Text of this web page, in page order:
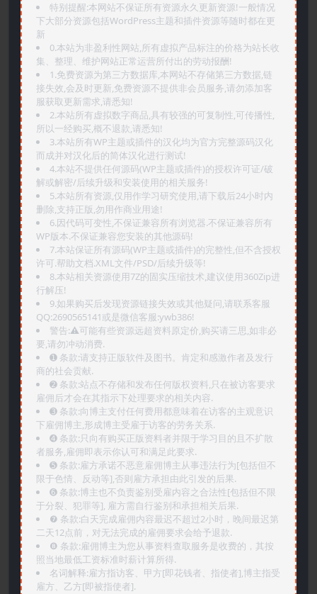
特别提醒:本网站不保证所有资源永久更新资源!一般情况
下大部分资源包括WordPress主题和插件资源等随时都在更
新
0.本站为非盈利性网站,所有虚拟产品标注的价格为站长收
集、整理、维护网站正常运营所付出的劳动报酬!
1.免费资源为第三方数据库,本网站不存储第三方数据,链
接失效,会及时更新,免费资源不提供非会员服务,请勿添加客
服获取更新需求,请悉知!
2.本站所有虚拟数字商品,具有较强的可复制性,可传播性,
所以一经购买,概不退款,请悉知!
3.本站所有WP主题或插件的汉化均为官方完整源码汉化
而成并对汉化后的简体汉化进行测试!
4.本站不提供任何源码(WP主题或插件)的授权许可证/破
解或解密/后续升级和安装使用的相关服务!
5.本站所有资源,仅用作学习研究使用,请下载后24小时内
删除,支持正版,勿用作商业用途!
6.因代码可变性,不保证兼容所有浏览器.不保证兼容所有
WP版本.不保证兼容您安装的其他源码!
7.本站保证所有源码(WP主题或插件)的完整性,但不含授权
许可.帮助文档.XML文件/PSD/后续升级等!
8.本站相关资源使用7Z的固实压缩技术,建议使用360Zip进
行解压!
9.如果购买后发现资源链接失效或其他疑问,请联系客服
QQ:2690565141或是微信客服:ywb386!
警告:⚠️可能有些资源远超资料原定价,购买请三思,如非必
要,请勿冲动消费.
➊️ 条款:请支持正版软件及图书。肯定和感激作者及发行
商的社会贡献.
➋️ 条款:站点不存储和发布任何版权资料,只在被访客要求
雇佣后才会在其指示下处理要求的相关内容.
➌️ 条款:向博主支付任何费用都意味着在访客的主观意识
下雇佣博主,形成博主受雇于访客的劳务关系.
➍️ 条款:只向有购买正版资料者并限于学习目的且不扩散
者服务,雇佣即表示你认可和满足此要求.
➎ 条款:雇方承诺不恶意雇佣博主从事违法行为[包括但不
限于色情、反动等],否则雇方承担由此引发的后果.
➏️ 条款:博主也不负责鉴别受雇内容之合法性[包括但不限
于分裂、犯罪等], 雇方需自行鉴别和承担相关后果.
❼ 条款:白天完成雇佣内容最迟不超过2小时，晚间最迟第
二天12点前，对无法完成的雇佣要求会给予退款.
❽ 条款:雇佣博主为您从事资料查取服务是收费的，其按
照当地最低工资标准时薪计算所得.
名词解释:雇方指访客、甲方[即花钱者、指使者],博主指受
雇方、乙方[即被指使者].